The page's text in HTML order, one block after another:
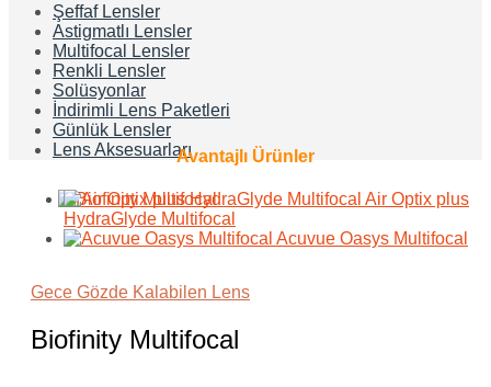
Şeffaf Lensler
Astigmatlı Lensler
Multifocal Lensler
Renkli Lensler
Solüsyonlar
İndirimli Lens Paketleri
Günlük Lensler
Lens AksesuarlarıAvantajlı Ürünler
Air Optix plus
HydraGlyde Multifocal
Acuvue Oasys Multifocal
Gece Gözde Kalabilen Lens
Biofinity Multifocal